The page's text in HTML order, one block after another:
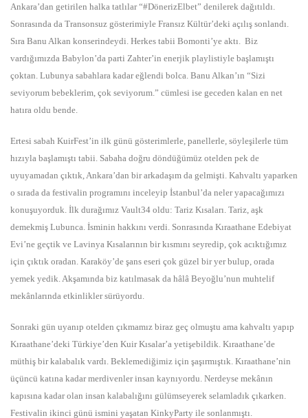
Ankara’dan getirilen halka tatlılar “#DönerizElbet” denilerek dağıtıldı.
Sonrasında da Transonsuz gösterimiyle Fransız Kültür’deki açılış sonlandı.
Sıra Banu Alkan konserindeydi. Herkes tabii Bomonti’ye aktı. Biz
vardığımızda Babylon’da parti Zahter’in enerjik playlistiyle başlamıştı
çoktan. Lubunya sabahlara kadar eğlendi bolca. Banu Alkan’ın “Sizi
seviyorum bebeklerim, çok seviyorum.” cümlesi ise geceden kalan en net
hatıra oldu bende.
Ertesi sabah KuirFest’in ilk günü gösterimlerle, panellerle, söyleşilerle tüm
hızıyla başlamıştı tabii. Sabaha doğru döndüğümüz otelden pek de
uyuyamadan çıktık, Ankara’dan bir arkadaşım da gelmişti. Kahvaltı yaparken
o sırada da festivalin programını inceleyip İstanbul’da neler yapacağımızı
konuşuyorduk. İlk durağımız Vault34 oldu: Tariz Kısaları. Tariz, aşk
demekmiş Lubunca. İsminin hakkını verdi. Sonrasında Kıraathane Edebiyat
Evi’ne geçtik ve Lavinya Kısalarının bir kısmını seyredip, çok acıktığımız
için çıktık oradan. Karaköy’de şans eseri çok güzel bir yer bulup, orada
yemek yedik. Akşamında biz katılmasak da hâlâ Beyoğlu’nun muhtelif
mekânlarında etkinlikler sürüyordu.
Sonraki gün uyanıp otelden çıkmamız biraz geç olmuştu ama kahvaltı yapıp
Kıraathane’deki Türkiye’den Kuir Kısalar’a yetişebildik. Kıraathane’de
müthiş bir kalabalık vardı. Beklemediğimiz için şaşırmıştık. Kıraathane’nin
üçüncü katına kadar merdivenler insan kaynıyordu. Nerdeyse mekânın
kapısına kadar olan insan kalabalığını gülümseyerek selamladık çıkarken.
Festivalin ikinci günü ismini yaşatan KinkyParty ile sonlanmıştı.